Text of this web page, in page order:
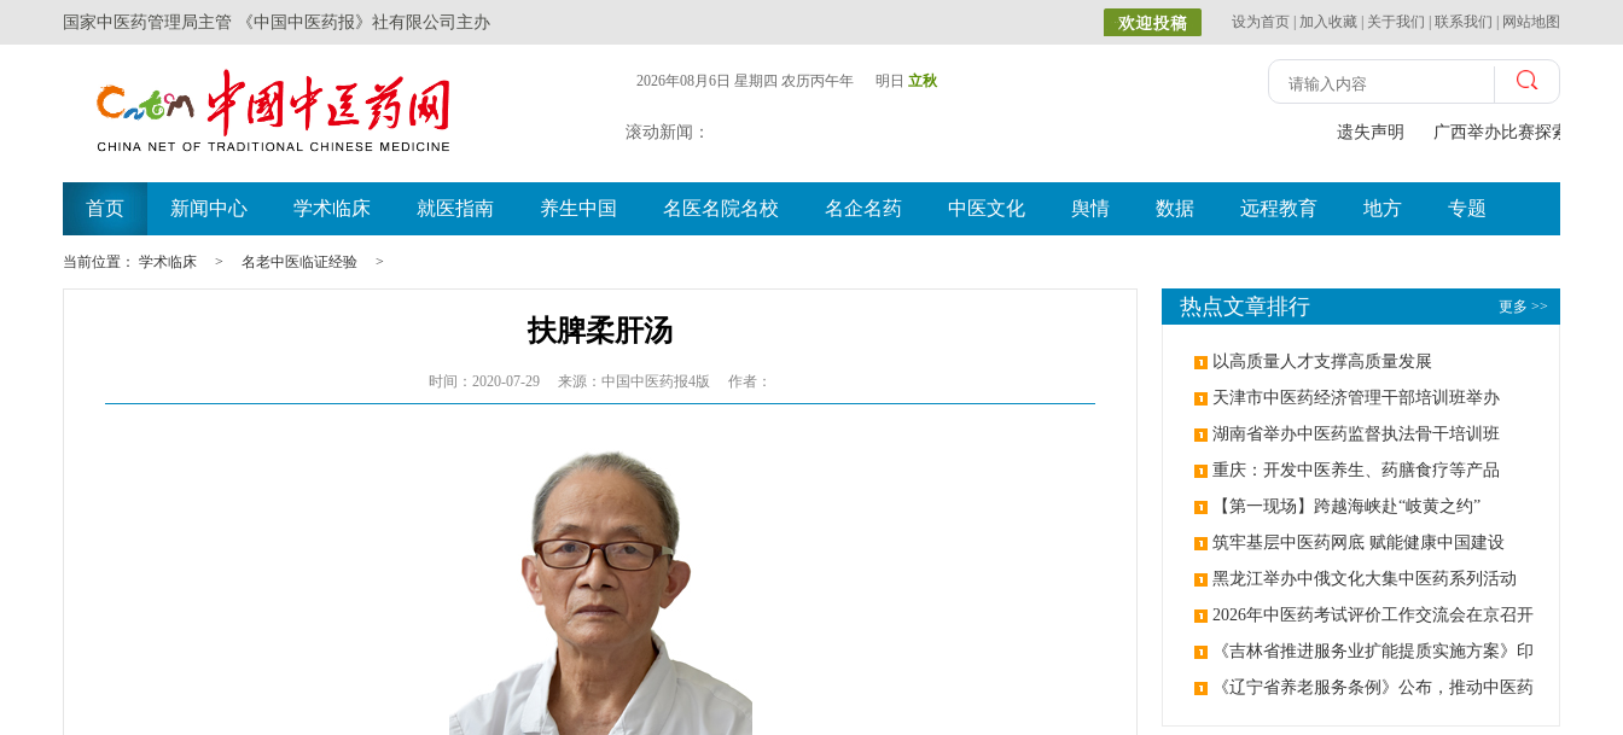
国家中医药管理局主管 《中国中医药报》社有限公司主办 设为首页 加入收藏 关于我们 联系我们 网站地图
2026年08月6日 星期四 农历丙午年 明日 立秋
滚动新闻： 遗失声明 广西举办比赛探索中（
首页 新闻中心 学术临床 就医指南 养生中国 名医名院名校 名企名药 中医文化 舆情 数据 远程教育 地方 专题
当前位置： 学术临床 > 名老中医临证经验 >
扶脾柔肝汤
时间：2020-07-29 来源：中国中医药报4版 作者：
更多 >>
热点文章排行
以高质量人才支撑高质量发展
天津市中医药经济管理干部培训班举办
湖南省举办中医药监督执法骨干培训班
重庆：开发中医养生、药膳食疗等产品
【第一现场】跨越海峡赴“岐黄之约”
筑牢基层中医药网底 赋能健康中国建设
黑龙江举办中俄文化大集中医药系列活动
2026年中医药考试评价工作交流会在京召开
《吉林省推进服务业扩能提质实施方案》印
发：创建中医类国家医学中心
《辽宁省养老服务条例》公布，推动中医药